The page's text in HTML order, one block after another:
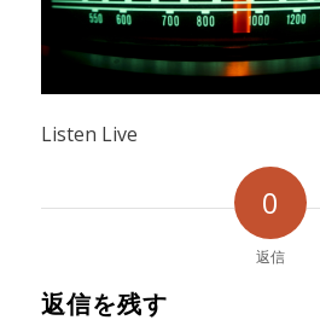
Listen Live
0
返信
返信を残す